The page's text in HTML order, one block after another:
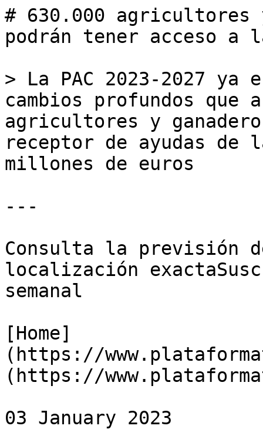
# 630.000 agricultores
podrán tener acceso a
> La PAC 2023-2027
cambios profundos que
agricultores y
receptor de ayudas de
millones de euros
---
Consulta la previsión
localización
semanal
[Home]
(https://
(https://
03 January 2023